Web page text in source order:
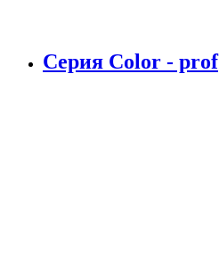
Серия Color - prof